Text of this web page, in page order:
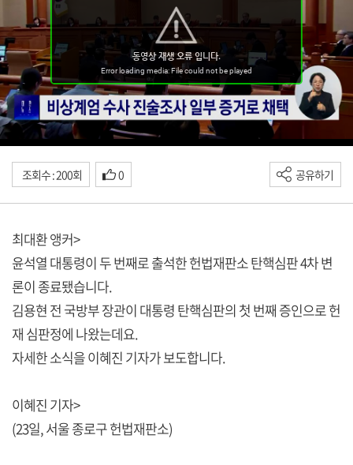
조회수 : 200회 0 공유하기
최대환 앵커>
윤석열 대통령이 두 번째로 출석한 헌법재판소 탄핵심판 4차 변
론이 종료됐습니다.
김용현 전 국방부 장관이 대통령 탄핵심판의 첫 번째 증인으로 헌
재 심판정에 나왔는데요.
자세한 소식을 이혜진 기자가 보도합니다.
이혜진 기자>
(23일, 서울 종로구 헌법재판소)